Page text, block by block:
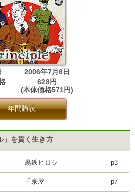
2006年7月6日
628円
(本体価格571円)
年間購読
を貫く生き方
黒鉄ヒロシ p3
千宗屋 p7